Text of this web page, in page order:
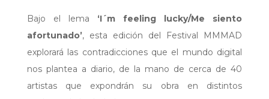
Bajo el lema ‘I´m feeling lucky/Me siento
afortunado’, esta edición del Festival MMMAD
explorará las contradicciones que el mundo digital
nos plantea a diario, de la mano de cerca de 40
artistas que expondrán su obra en distintos